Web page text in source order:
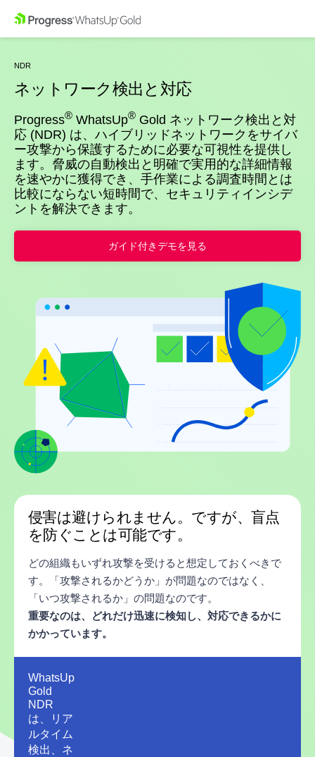
NDR
ネットワーク検出と対応
Progress® WhatsUp® Gold ネットワーク検出と対
応 (NDR) は、ハイブリッドネットワークをサイバ
ー攻撃から保護するために必要な可視性を提供し
ます。脅威の自動検出と明確で実用的な詳細情報
を速やかに獲得でき、手作業による調査時間とは
比較にならない短時間で、セキュリティインシデ
ントを解決できます。
ガイド付きデモを見る
侵害は避けられません。ですが、盲点
を防ぐことは可能です。
どの組織もいずれ攻撃を受けると想定しておくべきで
す。「攻撃されるかどうか」が問題なのではなく、
「いつ攻撃されるか」の問題なのです。
重要なのは、どれだけ迅速に検知し、対応できるかに
かかっています。
WhatsUp
Gold
NDR
は、リア
ルタイム
検出、ネ